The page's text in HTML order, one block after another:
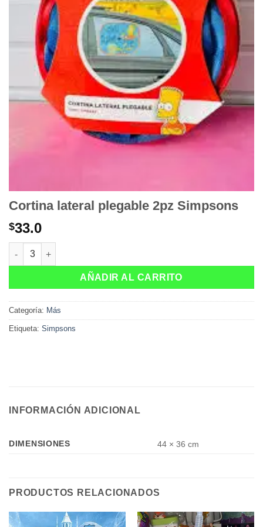
Cortina lateral plegable 2pz Simpsons
$33.0
Cortina lateral plegable 2pz Simpsons cantidad
AÑADIR AL CARRITO
Categoría: Más
Etiqueta: Simpsons
INFORMACIÓN ADICIONAL
DIMENSIONES 44 × 36 cm
PRODUCTOS RELACIONADOS